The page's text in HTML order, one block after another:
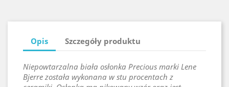
Opis Szczegóły produktu
Niepowtarzalna biała osłonka Precious marki Lene
Bjerre została wykonana w stu procentach z